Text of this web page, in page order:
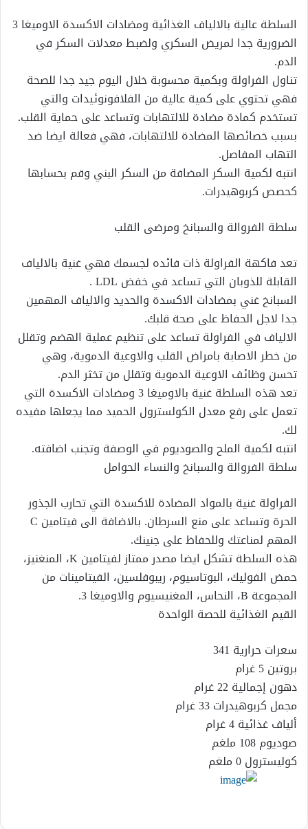
السلطة عالية بالالياف الغذائية ومضادات الاكسدة الاوميغا 3
الضرورية جدا لمريض السكري ولضبط معدلات السكر في
الدم.
تناول الفراولة وبكمية محسوبة خلال اليوم جيد جدا للصحة
فهي تحتوي على كمية عالية من الفلافونوئيدات والتي
تستخدم كمادة مضادة للالتهابات وتساعد على حماية القلب.
بسبب خصائصها المضادة للالتهابات، فهي فعالة ايضا ضد
التهاب المفاصل.
انتبه لكمية السكر المضافة من السكر البني وقم بحسابها
كحصص كربوهيدرات.
سلطة الفروالة والسبانخ ومرضى القلب
تعد فاكهة الفراولة ذات فائده لجسمك فهي غنية بالالياف
القابلة للذوبان التي تساعد في خفض LDL .
السبانخ غني بمضادات الاكسدة والحديد والالياف المهمين
جدا لاجل الحفاظ على صحة قلبك.
الالياف في الفراولة تساعد على تنظيم عملية الهضم وتقلل
من خطر الاصابة بامراض القلب والاوعية الدموية، وهي
تحسن وظائف الاوعية الدموية وتقلل من تخثر الدم.
تعد هذه السلطة غنية بالاوميغا 3 ومضادات الاكسدة التي
تعمل على رفع معدل الكولسترول الحميد مما يجعلها مفيده
لك.
انتبه لكمية الملح والصوديوم في الوصفة وتجنب اضافته.
سلطة الفروالة والسبانخ والنساء الحوامل
الفراولة غنية بالمواد المضادة للاكسدة التي تحارب الجذور
الحرة وتساعد على منع السرطان. بالاضافة الى فيتامين C
المهم لمناعتك وللحفاظ على جنينك.
هذه السلطة تشكل ايضا مصدر ممتاز لفيتامين K، المنغنيز،
حمض الفوليك، البوتاسيوم، ريبوفلسين، الفيتامينات من
المجموعة B، النحاس، المغنيسيوم والاوميغا 3.
القيم الغذائية للحصة الواحدة‎
سعرات حرارية 341
بروتين 5 غرام
دهون إجمالية 22 غرام
مجمل كربوهيدرات 33 غرام
ألياف غذائية 4 غرام
صوديوم 108 ملغم
كوليسترول 0 ملغم